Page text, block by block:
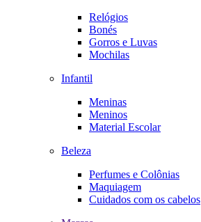
Relógios
Bonés
Gorros e Luvas
Mochilas
Infantil
Meninas
Meninos
Material Escolar
Beleza
Perfumes e Colônias
Maquiagem
Cuidados com os cabelos